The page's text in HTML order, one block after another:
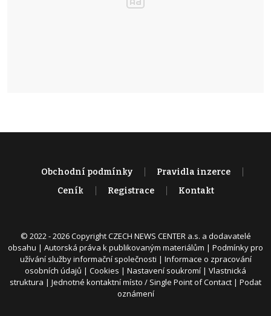
Obchodní podmínky
Pravidla inzerce
Ceník
Registrace Kontakt
© 2022 - 2026 Copyright CZECH NEWS CENTER a.s. a dodavatelé
obsahu | Autorská práva k publikovaným materiálům | Podmínky pro
užívání služby informační společnosti | Informace o zpracování
osobních údajů | Cookies | Nastavení soukromí | Vlastnická
struktura | Jednotné kontaktní místo / Single Point of Contact | Podat
oznámení